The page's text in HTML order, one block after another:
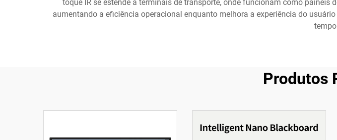
toque IR se estende a terminais de transporte, onde funcionam como
aumentando a eficiência operacional enquanto melhora a experiência do
Produtos